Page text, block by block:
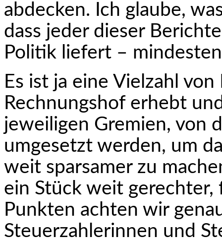
abdecken. Ich glaube,
dass jeder dieser
Politik liefert –
Es ist ja eine Vielzahl
Rechnungshof erhebt
jeweiligen Gremien, von
umgesetzt werden, um
weit sparsamer zu
ein Stück weit gerechter,
Punkten achten wir
Steuerzahlerinnen und